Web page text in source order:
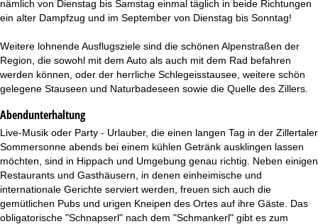
nämlich von Dienstag bis Samstag einmal täglich in beide Richtungen
ein alter Dampfzug und im September von Dienstag bis Sonntag!
Weitere lohnende Ausflugsziele sind die schönen Alpenstraßen der
Region, die sowohl mit dem Auto als auch mit dem Rad befahren
werden können, oder der herrliche Schlegeisstausee, weitere schön
gelegene Stauseen und Naturbadeseen sowie die Quelle des Zillers.
Abendunterhaltung
Live-Musik oder Party - Urlauber, die einen langen Tag in der Zillertaler
Sommersonne abends bei einem kühlen Getränk ausklingen lassen
möchten, sind in Hippach und Umgebung genau richtig. Neben einigen
Restaurants und Gasthäusern, in denen einheimische und
internationale Gerichte serviert werden, freuen sich auch die
gemütlichen Pubs und urigen Kneipen des Ortes auf ihre Gäste. Das
obligatorische "Schnapserl" nach dem "Schmankerl" gibt es zum